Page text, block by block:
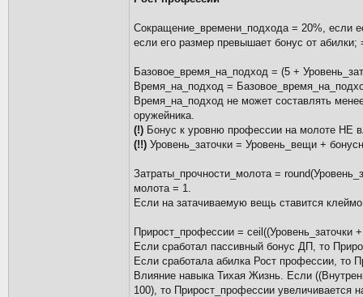
Сокращение_времени_подхода = 20%, если
если его размер превышает бонус от
Базовое_время_на_подход = (5 +
Время_на_подход =
Время_на_подход не может составлять
оружейника.
(!) Бонус к уровню профессии на молоте НЕ
(!!) Уровень_заточки = Уровень_вещи +
Затраты_прочности_молота =
молота = 1.
Если на затачиваемую вещь ставится
Прирост_профессии = ceil((Уровень_заточки
Если сработал пассивный бонус ДП, то
Если сработала абилка Рост профессии, то
Влияние навыка Тихая Жизнь. Если
100), то Прирост_профессии увеличивается